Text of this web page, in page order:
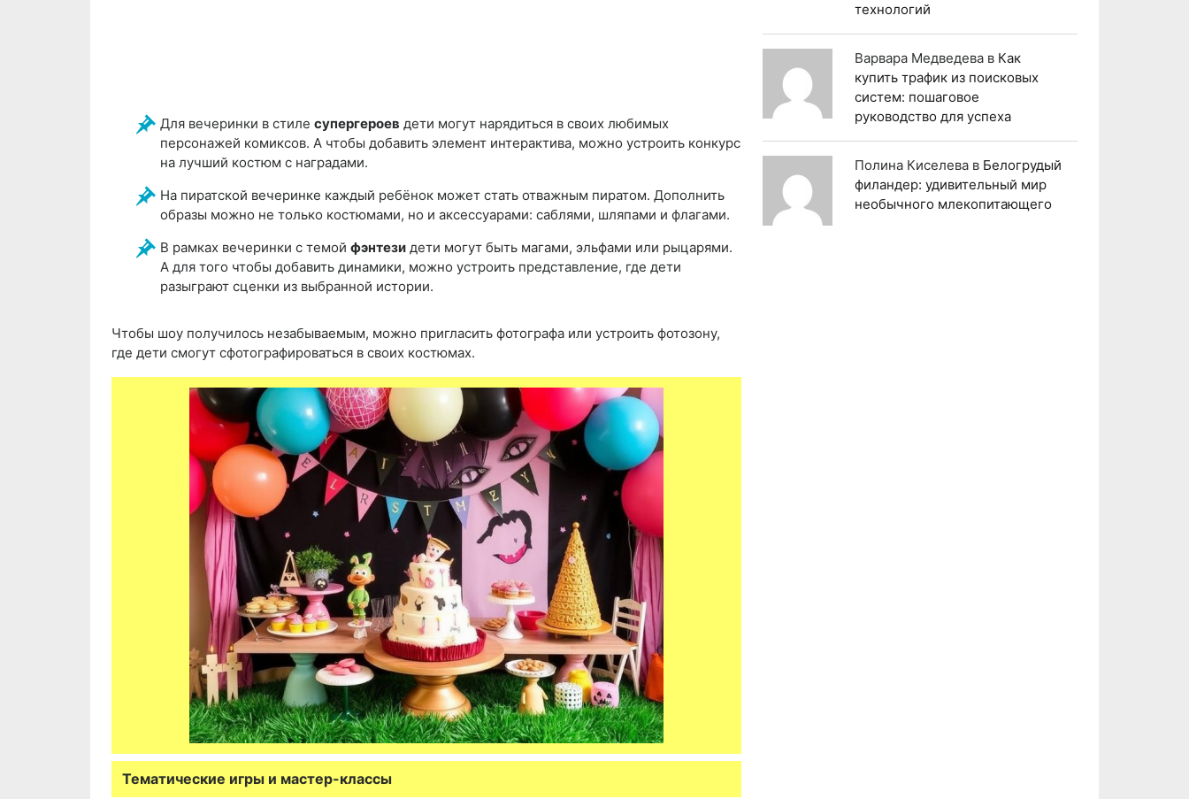
Для вечеринки в стиле супергероев дети могут нарядиться в своих любимых
персонажей комиксов. А чтобы добавить элемент интерактива, можно устроить конкурс
на лучший костюм с наградами.
На пиратской вечеринке каждый ребёнок может стать отважным пиратом. Дополнить
образы можно не только костюмами, но и аксессуарами: саблями, шляпами и флагами.
В рамках вечеринки с темой фэнтези дети могут быть магами, эльфами или рыцарями.
А для того чтобы добавить динамики, можно устроить представление, где дети
разыграют сценки из выбранной истории.
Чтобы шоу получилось незабываемым, можно пригласить фотографа или устроить фотозону,
где дети смогут сфотографироваться в своих костюмах.
Тематические игры и мастер-классы
технологий
Варвара Медведева в Как
купить трафик из поисковых
систем: пошаговое
руководство для успеха
Полина Киселева в Белогрудый
филандер: удивительный мир
необычного млекопитающего